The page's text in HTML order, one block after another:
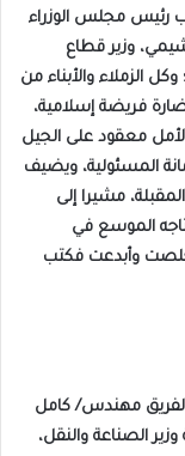
رئيس مجلس الوزراء
وزير قطاع
الزملاء والأبناء من
فريضة إسلامية،
معقود على الجيل
المسئولية، ويضيف
مشيرا إلى
الموسع في
أخلصت وأبدعت فكتب
مهندس/ كامل
الصناعة والنقل،